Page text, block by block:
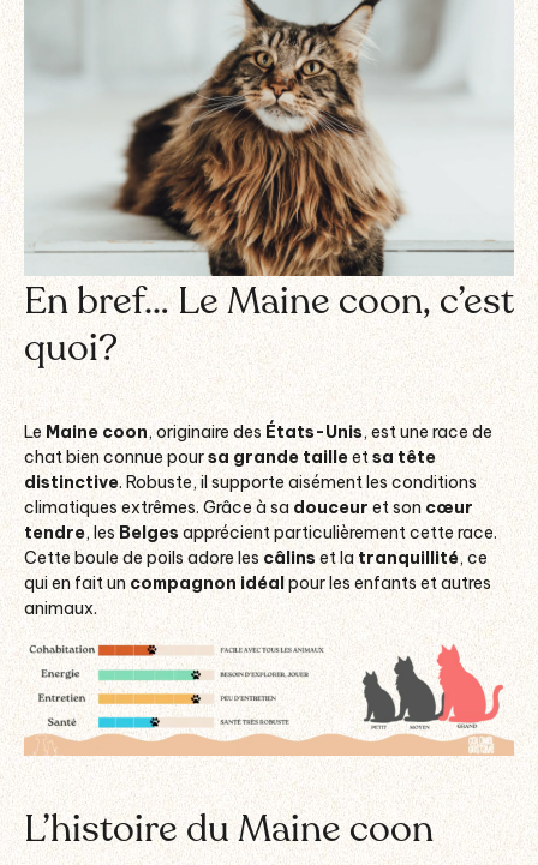
En bref… Le Maine coon, c’est
quoi?
Le Maine coon, originaire des États-Unis, est une race de
chat bien connue poursa grande tailleetsa tête
distinctive. Robuste, il supporte aisément les conditions
climatiques extrêmes. Grâce à sa douceur et son cœur
tendre, les Belges apprécient particulièrement cette race.
Cette boule de poils adore les câlins et la tranquillité, ce
qui en fait un compagnon idéalpour les enfants et autres
animaux.
L’histoire du Maine coon